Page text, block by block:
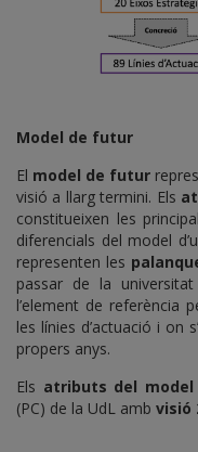
Model de futur
El model de futur
visió a llarg termini. Els
constitueixen les
diferencials del model
representen les
passar de la
l’element de referència
les línies d’actuació i on
propers anys.
Els atributs del
(PC) de la UdL amb visió